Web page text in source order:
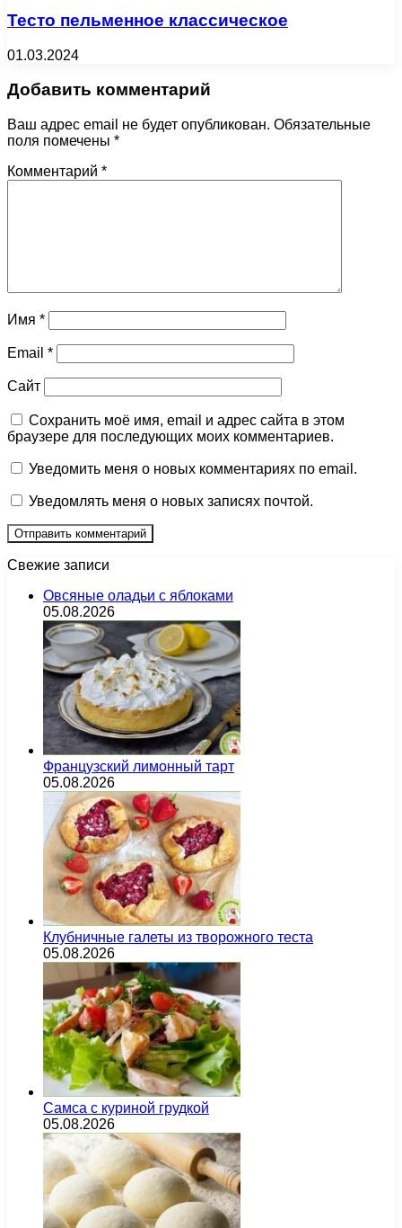
Тесто пельменное классическое
01.03.2024
Добавить комментарий
Ваш адрес email не будет опубликован. Обязательные
поля помечены *
Комментарий *
Имя *
Email *
Сайт
Сохранить моё имя, email и адрес сайта в этом
браузере для последующих моих комментариев.
Уведомить меня о новых комментариях по email.
Уведомлять меня о новых записях почтой.
Свежие записи
Овсяные оладьи с яблоками
05.08.2026
Французский лимонный тарт
05.08.2026
Клубничные галеты из творожного теста
05.08.2026
Самса с куриной грудкой
05.08.2026